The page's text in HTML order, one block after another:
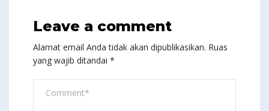
Leave a comment
Alamat email Anda tidak akan dipublikasikan. Ruas
yang wajib ditandai *